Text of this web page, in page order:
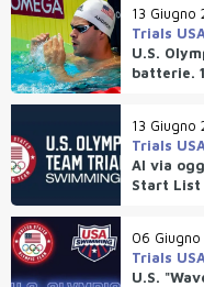
13 Giugno
Trials
U.S.
batterie.
13 Giugno
Trials
Al via
Start List
06 Giugno
Trials
U.S.